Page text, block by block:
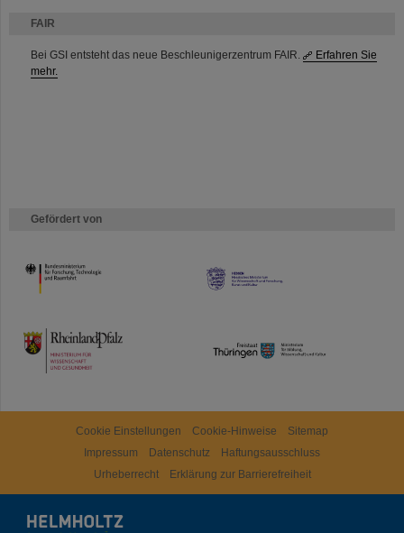
FAIR
Bei GSI entsteht das neue Beschleunigerzentrum FAIR.
Erfahren Sie
mehr.
Gefördert von
HMWK
TMWWDG
Cookie Einstellungen Cookie-Hinweise
Sitemap
Impressum
Datenschutz
Haftungsausschluss
Urheberrecht
Erklärung zur Barrierefreiheit